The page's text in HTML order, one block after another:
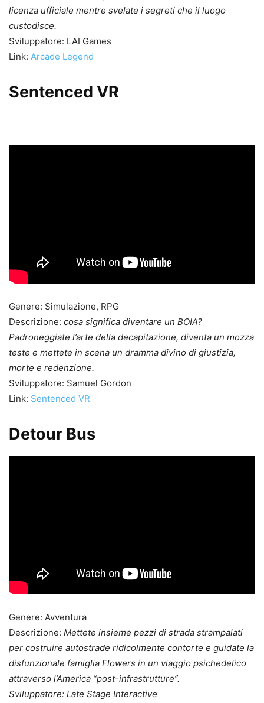
licenza ufficiale mentre svelate i segreti che il luogo
custodisce.
Sviluppatore: LAI Games
Link: Arcade Legend
Sentenced VR
Genere: Simulazione, RPG
Descrizione: cosa significa diventare un BOIA?
Padroneggiate l’arte della decapitazione, diventa un mozza
teste e mettete in scena un dramma divino di giustizia,
morte e redenzione.
Sviluppatore: Samuel Gordon
Link: Sentenced VR
Detour Bus
Genere: Avventura
Descrizione: Mettete insieme pezzi di strada strampalati
per costruire autostrade ridicolmente contorte e guidate la
disfunzionale famiglia Flowers in un viaggio psichedelico
attraverso l’America “post-infrastrutture”.
Sviluppatore: Late Stage Interactive